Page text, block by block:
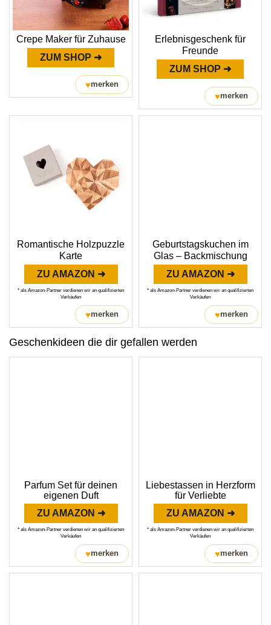
Crepe Maker für Zuhause
ZUM SHOP ➜
♥merken
Erlebnisgeschenk für
Freunde
ZUM SHOP ➜
♥merken
Romantische Holzpuzzle
Karte
ZU AMAZON ➜
* als Amazon-Partner verdienen wir an qualifizierten
Verkäufen
♥merken
Geburtstagskuchen im
Glas – Backmischung
ZU AMAZON ➜
* als Amazon-Partner verdienen wir an qualifizierten
Verkäufen
♥merken
Geschenkideen die dir gefallen werden
Parfum Set für deinen
eigenen Duft
ZU AMAZON ➜
* als Amazon-Partner verdienen wir an qualifizierten
Verkäufen
♥merken
Liebestassen in Herzform
für Verliebte
ZU AMAZON ➜
* als Amazon-Partner verdienen wir an qualifizierten
Verkäufen
♥merken